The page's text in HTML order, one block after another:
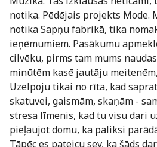
notika. Pēdējais projekts Mode.
notika Sapņu fabrikā, tika
ieņēmumiem. Pasākumu
cilvēku, pirms tam mums
minūtēm kasē jautāju
Uzelpoju tikai no rīta, kad
skatuvei, gaismām, skaņām -
stresa līmenis, kad tu visu dari
pieļaujot domu, ka paliksi
Tāpēc es pateicu sev, ka šāds